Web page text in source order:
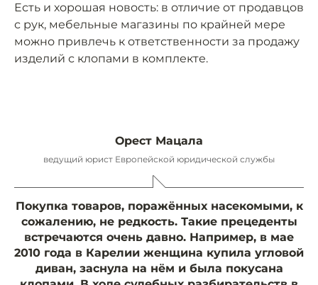
Есть и хорошая новость: в отличие от продавцов
с рук, мебельные магазины по крайней мере
можно привлечь к ответственности за продажу
изделий с клопами в комплекте.
Орест Мацала
ведущий юрист Европейской юридической службы
Покупка товаров, поражённых насекомыми, к
сожалению, не редкость. Такие прецеденты
встречаются очень давно. Например, в мае
2010 года в Карелии женщина купила угловой
диван, заснула на нём и была покусана